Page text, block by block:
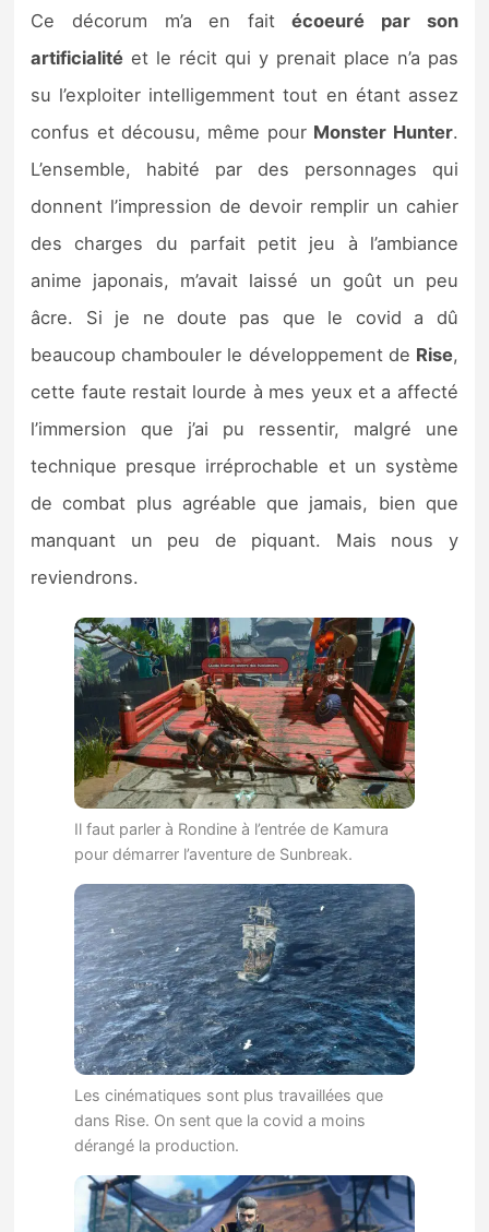
Ce décorum m’a en faitécoeuré par son
artificialité et le récit qui y prenait place n’a pas
su l’exploiter intelligemment tout en étant assez
confus et décousu, même pour Monster Hunter.
L’ensemble, habité par des personnages qui
donnent l’impression de devoir remplir un cahier
des charges du parfait petit jeu à l’ambiance
anime japonais, m’avait laissé un goût un peu
âcre. Si je ne doute pas que le covid a dû
beaucoup chambouler le développement de Rise,
cette faute restait lourde à mes yeux et a affecté
l’immersion que j’ai pu ressentir, malgré une
technique presque irréprochable et un système
de combat plus agréable que jamais, bien que
manquant un peu de piquant. Mais nous y
reviendrons.
Il faut parler à Rondine à l’entrée de Kamura
pour démarrer l’aventure de Sunbreak.
Les cinématiques sont plus travaillées que
dans Rise. On sent que la covid a moins
dérangé la production.